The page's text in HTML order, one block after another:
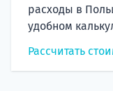
расходы в
удобном
Рассчитать